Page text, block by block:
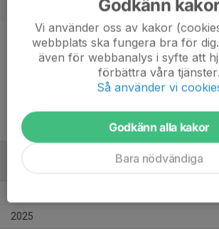
Position
-
12 år
2025
Godkänn
Vi använder oss av kakor
webbplats ska fungera bra för
även för webbanalys i syfte att
förbättra våra tjänster.
Så använder vi
Godkänn alla kakor
Bara nödvändiga